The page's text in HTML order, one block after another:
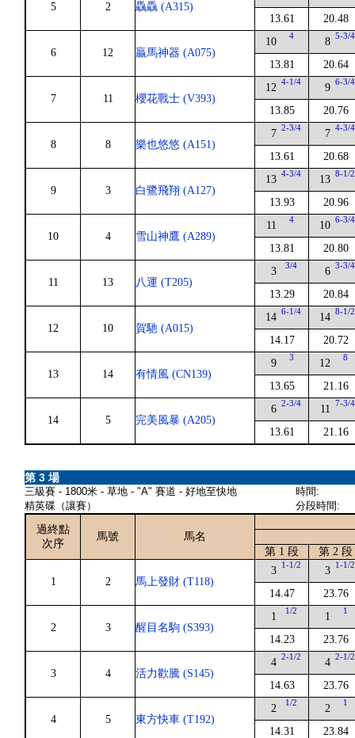
5 2 驫驫 (A315)
13.61 20.48
6 12 贏馬神器 (A075)
10 4
13.81
8 5-3/4
20.64
7 11 櫻花戰士 (V393)
12 4-1/4
13.85
9 6-3/4
20.76
8 8 樂也悠悠 (A151)
7 2-3/4
13.61
7 4-3/4
20.68
9 3 白鷺飛翔 (A127)
13 4-3/4
13.93
13 8-1/2
20.96
10 4 雪山神鷹 (A289)
11 4
13.81
10 6-3/4
20.80
11 13 八運 (T205)
3 3/4
13.29
6 3-3/4
20.84
12 10 賀馳 (A015)
14 6-1/4
14.17
14 8-1/2
20.72
13 14 有情風 (CN139)
9 3
13.65
12 8
21.16
14 5 完美風暴 (A205)
6 2-3/4
13.61
11 7-3/4
21.16
第 3 場
三級賽 - 1800米 - 草地 - "A" 賽道 - 好地至快地
精英碟（讓賽）
時間:
分段時間:
過終點
次序
馬號
馬名
第 1 段
第 2 段
1 2 馬上發財 (T118)
3 1-1/2
14.47
3 1-1/2
23.76
2 3 醒目名駒 (S393)
1 1/2
14.23
1 1
23.76
3 4 活力歡騰 (S145)
4 2-1/2
14.63
4 2-1/2
23.76
4 5 東方快車 (T192)
2 1/2
14.31
2 1
23.84